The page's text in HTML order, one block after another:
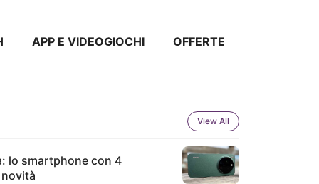
APP E VIDEOGIOCHI OFFERTE
View All
lo smartphone con 4